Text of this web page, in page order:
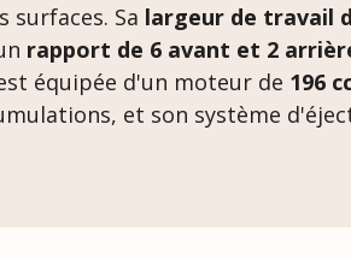
surfaces. Sa largeur de travail
rapport de 6 avant et 2
équipée d'un moteur de 196
et son système